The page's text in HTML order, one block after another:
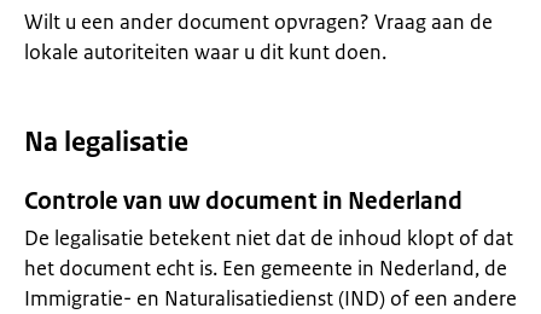
Wilt u een ander document opvragen? Vraag aan de
lokale autoriteiten waar u dit kunt doen.
Na legalisatie
Controle van uw document in Nederland
De legalisatie betekent niet dat de inhoud klopt of dat
het document echt is. Een gemeente in Nederland, de
Immigratie- en Naturalisatiedienst (IND) of een andere